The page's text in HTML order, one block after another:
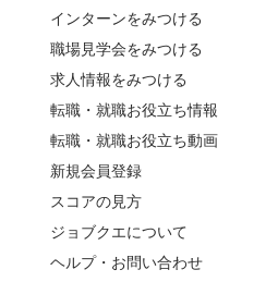
インターンをみつける
職場見学会をみつける
求人情報をみつける
転職・就職お役立ち情報
転職・就職お役立ち動画
新規会員登録
スコアの見方
ジョブクエについて
ヘルプ・お問い合わせ